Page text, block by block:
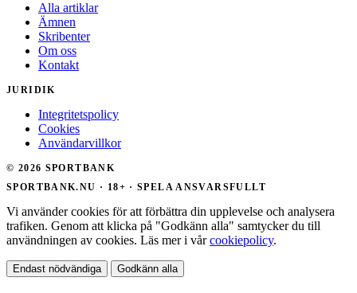
Alla artiklar
Ämnen
Skribenter
Om oss
Kontakt
JURIDIK
Integritetspolicy
Cookies
Användarvillkor
© 2026 SPORTBANK
SPORTBANK.NU · 18+ · SPELA ANSVARSFULLT
Vi använder cookies för att förbättra din upplevelse och analysera
trafiken. Genom att klicka på "Godkänn alla" samtycker du till
användningen av cookies. Läs mer i vårcookiepolicy.
Endast nödvändiga Godkänn alla